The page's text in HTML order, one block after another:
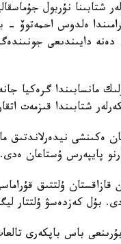
شتابىنا نۇربول
ەلدوس
دايىندىعى
مانسابىندا گرەكيا جانە
شتابىندا قىزمەت
پايپەرس ۇستاعان ەدى.
بۇل كەزدەسۋ ۇلتتار
باس باپكەرى